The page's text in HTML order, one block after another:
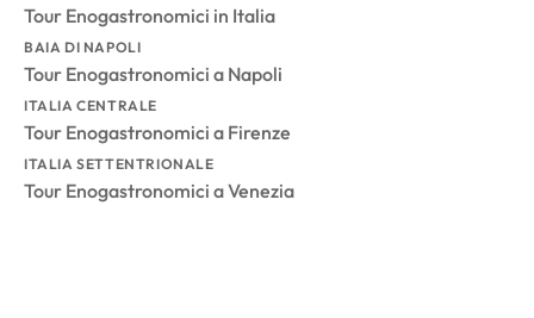
Tour Enogastronomici in Italia
BAIA DI NAPOLI
Tour Enogastronomici a Napoli
ITALIA CENTRALE
Tour Enogastronomici a Firenze
ITALIA SETTENTRIONALE
Tour Enogastronomici a Venezia